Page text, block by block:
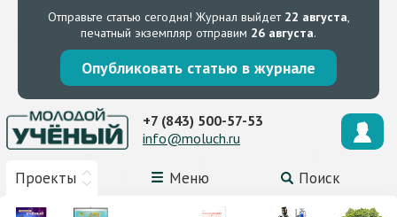
Отправьте статью сегодня! Журнал выйдет 22 августа,
печатный экземпляр отправим 26 августа.
Опубликовать статью в журнале
Проекты Меню Поиск
+7 (843) 500-57-53
info@moluch.ru